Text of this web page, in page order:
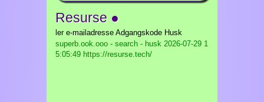
Resurse ●
ler e-mailadresse Adgangskode Husk
superb.ook.ooo - search - husk 2026-07-29 1
5:05:49 https://resurse.tech/